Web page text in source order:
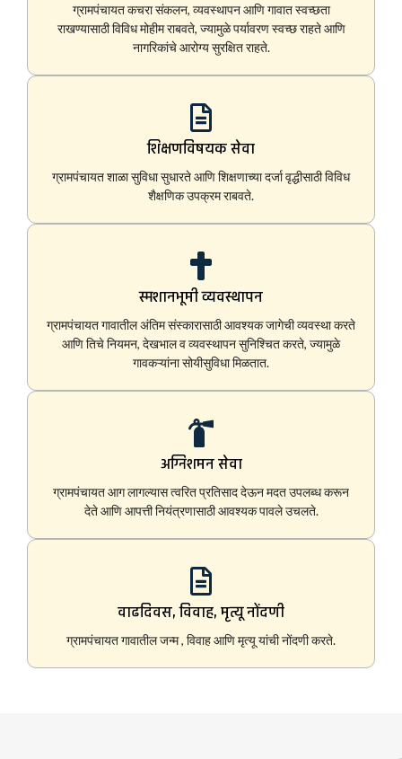
ग्रामपंचायत कचरा संकलन, व्यवस्थापन आणि गावात स्वच्छता
राखण्यासाठी विविध मोहीम राबवते, ज्यामुळे पर्यावरण स्वच्छ राहते आणि
नागरिकांचे आरोग्य सुरक्षित राहते.
शिक्षणविषयक सेवा
ग्रामपंचायत शाळा सुविधा सुधारते आणि शिक्षणाच्या दर्जा वृद्धीसाठी विविध
शैक्षणिक उपक्रम राबवते.
स्मशानभूमी व्यवस्थापन
ग्रामपंचायत गावातील अंतिम संस्कारासाठी आवश्यक जागेची व्यवस्था करते
आणि तिचे नियमन, देखभाल व व्यवस्थापन सुनिश्चित करते, ज्यामुळे
गावकऱ्यांना सोयीसुविधा मिळतात.
अग्निशमन सेवा
ग्रामपंचायत आग लागल्यास त्वरित प्रतिसाद देऊन मदत उपलब्ध करून
देते आणि आपत्ती नियंत्रणासाठी आवश्यक पावले उचलते.
वाढदिवस, विवाह, मृत्यू नोंदणी
ग्रामपंचायत गावातील जन्म , विवाह आणि मृत्यू यांची नोंदणी करते.